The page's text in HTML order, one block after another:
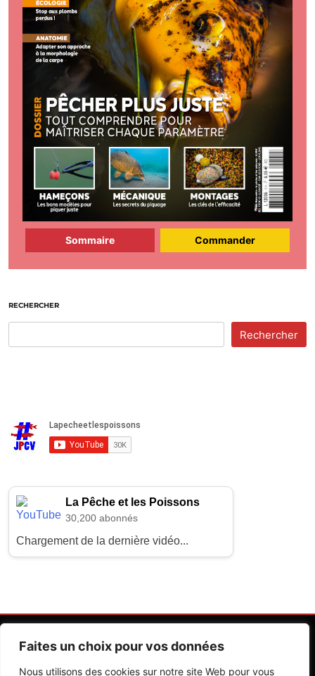
Faites un choix pour vos données
Nous utilisons des cookies sur notre site Web pour vous
Sommaire Commander
RECHERCHER
Rechercher
La Pêche et les Poissons
30,200 abonnés
Chargement de la dernière vidéo...